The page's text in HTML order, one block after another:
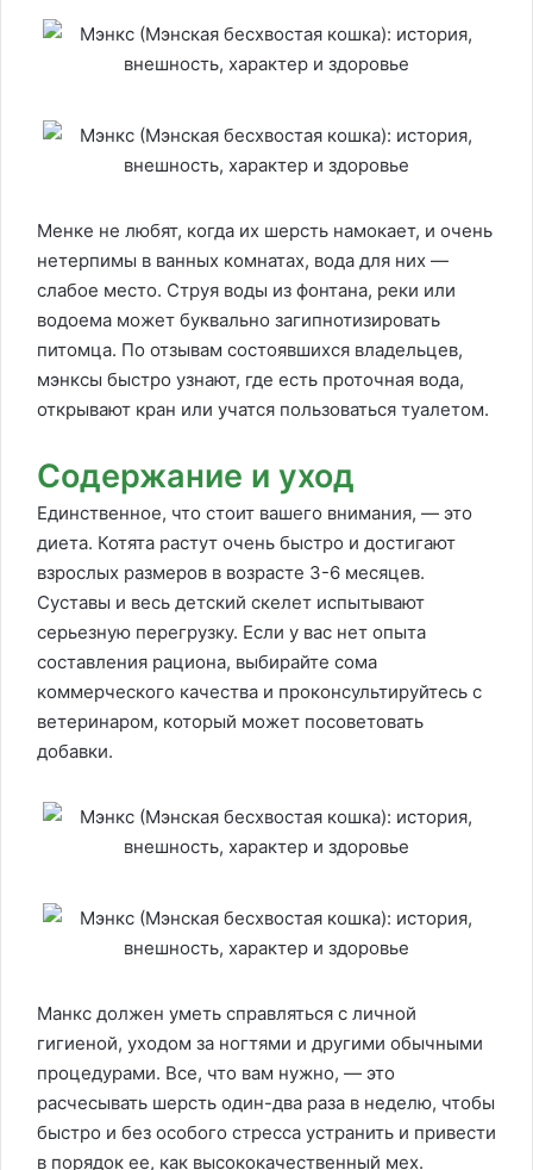
Менке не любят, когда их шерсть намокает, и очень
нетерпимы в ванных комнатах, вода для них —
слабое место. Струя воды из фонтана, реки или
водоема может буквально загипнотизировать
питомца. По отзывам состоявшихся владельцев,
мэнксы быстро узнают, где есть проточная вода,
открывают кран или учатся пользоваться туалетом.
Содержание и уход
Единственное, что стоит вашего внимания, — это
диета. Котята растут очень быстро и достигают
взрослых размеров в возрасте 3-6 месяцев.
Суставы и весь детский скелет испытывают
серьезную перегрузку. Если у вас нет опыта
составления рациона, выбирайте сома
коммерческого качества и проконсультируйтесь с
ветеринаром, который может посоветовать
добавки.
Манкс должен уметь справляться с личной
гигиеной, уходом за ногтями и другими обычными
процедурами. Все, что вам нужно, — это
расчесывать шерсть один-два раза в неделю, чтобы
быстро и без особого стресса устранить и привести
в порядок ее, как высококачественный мех.